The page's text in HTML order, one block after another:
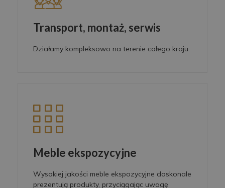
Transport, montaż, serwis
Działamy kompleksowo na terenie całego kraju.
Meble ekspozycyjne
Wysokiej jakości meble ekspozycyjne doskonale
prezentują produkty, przyciągając uwagę